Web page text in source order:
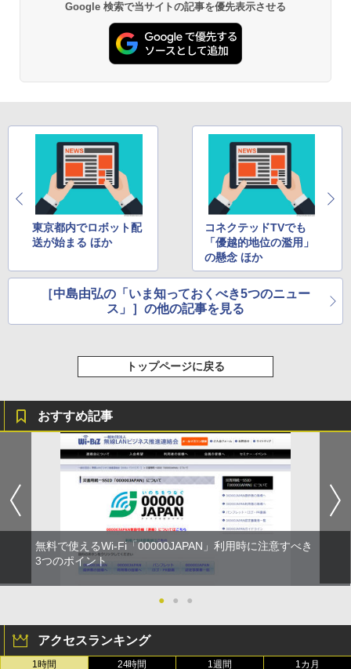
Google 検索で当サイトの記事を優先表示させる
東京都内でロボット配
送が始まる ほか
コネクテッドTVでも
「優越的地位の濫用」
の懸念 ほか
［中島由弘の「いま知っておくべき5つのニュー
ス」］の他の記事を見る
トップページに戻る
おすすめ記事
無料で使えるWi-Fi「00000JAPAN」利用時に注意すべき
3つのポイント
● ● ●
アクセスランキング
1時間 24時間 1週間 1カ月